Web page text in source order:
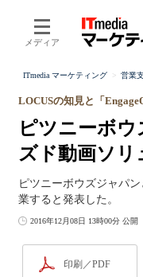
メディア
ITmedia マーケティング 営業
ピツニーボ
ズド動画ソリ
LOCUSの知見と「
ピツニーボウズジャパ
業すると発表した。
2016年12月08日 13時00分 公開
印刷／PDF